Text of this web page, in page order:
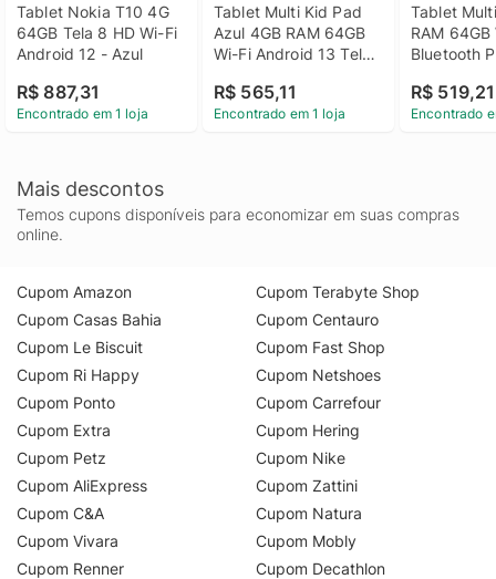
Tablet Nokia T10 4G
64GB Tela 8 HD Wi-Fi
Android 12 - Azul
R$ 887,31
Encontrado em 1 loja
Tablet Multi Kid Pad
Azul 4GB RAM 64GB
Wi-Fi Android 13 Tela
R$ 565,11
Encontrado em 1 loja
Tablet
RAM 64GB
Bluetooth
R$ 519,21
Encontrado
Mais descontos
Temos cupons disponíveis para economizar em suas compras
online.
Cupom Amazon
Cupom Casas Bahia
Cupom Le Biscuit
Cupom Ri Happy
Cupom Ponto
Cupom Extra
Cupom Petz
Cupom AliExpress
Cupom C&A
Cupom Vivara
Cupom Renner
Cupom Terabyte Shop
Cupom Centauro
Cupom Fast Shop
Cupom Netshoes
Cupom Carrefour
Cupom Hering
Cupom Nike
Cupom Zattini
Cupom Natura
Cupom Mobly
Cupom Decathlon